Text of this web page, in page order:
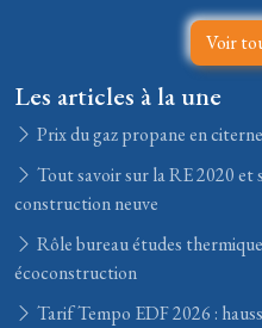
Voir
Les articles à la une
Prix du gaz propane en
Tout savoir sur la RE 2020 et
construction neuve
Rôle bureau études
écoconstruction
Tarif Tempo EDF 2026 :